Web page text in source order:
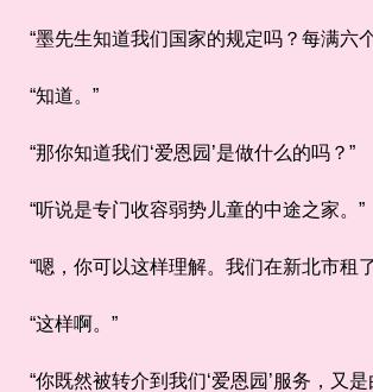
“墨先生知道我们国家的规定吗？每满六
“知道。”
“那你知道我们‘爱恩园’是做什么的吗？”
“听说是专门收容弱势儿童的中途之家。”
“嗯，你可以这样理解。我们在新北市租
“这样啊。”
“你既然被转介到我们‘爱恩园’服务，又